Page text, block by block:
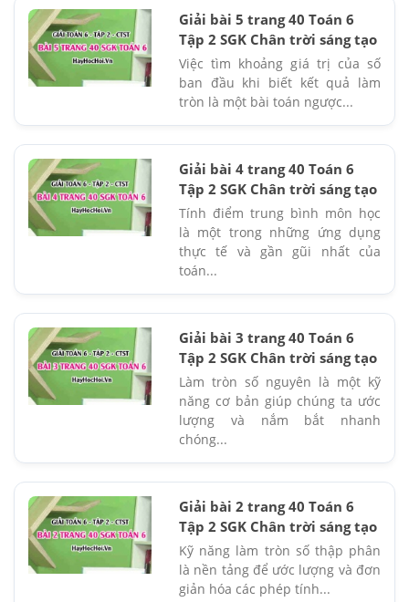
Giải bài 5 trang 40 Toán 6
Tập 2 SGK Chân trời sáng tạo
Việc tìm khoảng giá trị của số
ban đầu khi biết kết quả làm
tròn là một bài toán ngược...
Giải bài 4 trang 40 Toán 6
Tập 2 SGK Chân trời sáng tạo
Tính điểm trung bình môn học
là một trong những ứng dụng
thực tế và gần gũi nhất của
toán...
Giải bài 3 trang 40 Toán 6
Tập 2 SGK Chân trời sáng tạo
Làm tròn số nguyên là một kỹ
năng cơ bản giúp chúng ta ước
lượng và nắm bắt nhanh
chóng...
Giải bài 2 trang 40 Toán 6
Tập 2 SGK Chân trời sáng tạo
Kỹ năng làm tròn số thập phân
là nền tảng để ước lượng và đơn
giản hóa các phép tính...